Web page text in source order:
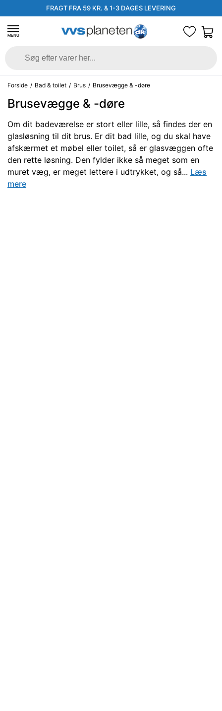
FRAGT FRA 59 KR. & 1-3 DAGES LEVERING
MENU
Forside / Bad & toilet / Brus / Brusevægge & -døre
Brusevægge & -døre
Om dit badeværelse er stort eller lille, så findes der en
glasløsning til dit brus. Er dit bad lille, og du skal have
afskærmet et møbel eller toilet, så er glasvæggen ofte
den rette løsning. Den fylder ikke så meget som en
muret væg, er meget lettere i udtrykket, og så... Læs
mere